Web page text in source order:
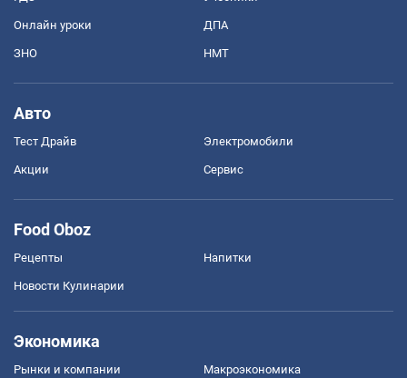
Онлайн уроки ДПА
ЗНО НМТ
Авто
Тест Драйв Электромобили
Акции Сервис
Food Oboz
Рецепты Напитки
Новости Кулинарии
Экономика
Рынки и компании Mакроэкономика